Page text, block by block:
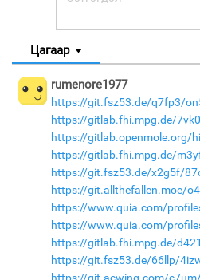
Цагаар
rumenore1977
https://git.fsz53.de/q7fp3/
https://gitlab.fhi.mpg.de/
https://gitlab.openmole.org/
https://gitlab.fhi.mpg.de/
https://git.fsz53.de/x2g5f/
https://git.allthefallen.moe/
https://www.quia.com/
https://www.quia.com/
https://gitlab.fhi.mpg.de/
https://git.fsz53.de/66llp/